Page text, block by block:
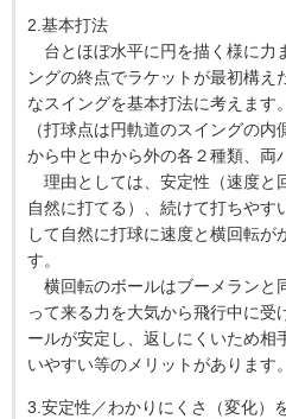
2.基本打法
台とほぼ水平に円を描く様に力
ングの終点でラケットが最初構え
なスイングを基本打法に考えます。
（打球点は円軌道のスイングの
から中と中から外の各２種類、両
理由としては、安定性（速度と
自然に打てる）、続けて打ちやす
して自然に打球に速度と横回転が
す。
横回転のボールはブーメランと
って来る力を大気から飛行中に受
ールが安定し、返しにくいため相
いやすい等のメリットがあります。
3.安定性／わかりにくさ（変化）